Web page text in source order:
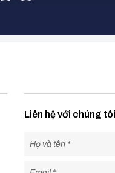
Liên hệ với chúng tôi